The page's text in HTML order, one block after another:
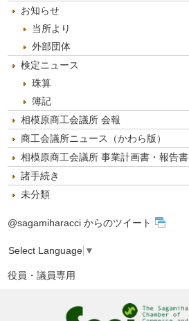
お知らせ
当所より
外部団体
検定ニュース
珠算
簿記
相模原商工会議所 会報
商工会議所ニュース（かわら版）
相模原商工会議所 事業計画書・報告書
諸手続き
未分類
@sagamiharacci からのツイート
Select Language ▼
役員・議員専用